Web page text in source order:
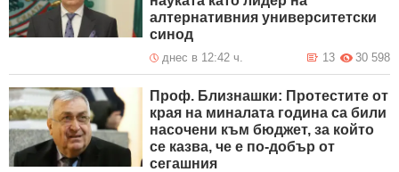
алтернативния университетски
синод
днес в 12:42 ч. 30 598
13
Проф. Близнашки: Протестите от
края на миналата година са били
насочени към бюджет, за който
се казва, че е по-добър от
сегашния